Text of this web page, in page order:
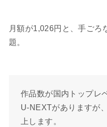
月額が1,026円と、手ごろ
題。
作品数が国内トップレ
U-NEXTがありますが
上します。